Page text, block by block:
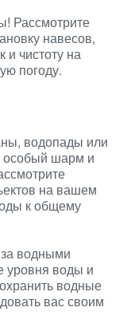
Рассмотрите
навесов,
и чистоту на
погоду.
водопады или
особый шарм и
на вашем
к общему
водными
уровня воды и
водные
вас своим